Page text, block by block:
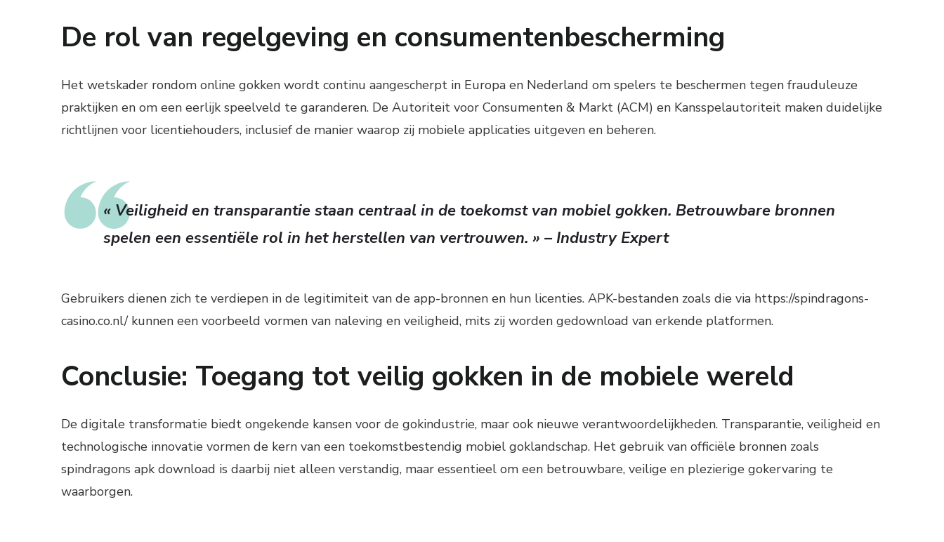
De rol van regelgeving en consumentenbescherming
Het wetskader rondom online gokken wordt continu aangescherpt in Europa en Nederland om spelers te beschermen tegen frauduleuze
praktijken en om een eerlijk speelveld te garanderen. De Autoriteit voor Consumenten & Markt (ACM) en Kansspelautoriteit maken duidelijke
richtlijnen voor licentiehouders, inclusief de manier waarop zij mobiele applicaties uitgeven en beheren.
« Veiligheid en transparantie staan centraal in de toekomst van mobiel gokken. Betrouwbare bronnen
spelen een essentiële rol in het herstellen van vertrouwen. » – Industry Expert
Gebruikers dienen zich te verdiepen in de legitimiteit van de app-bronnen en hun licenties. APK-bestanden zoals die via https://spindragons-
casino.co.nl/ kunnen een voorbeeld vormen van naleving en veiligheid, mits zij worden gedownload van erkende platformen.
Conclusie: Toegang tot veilig gokken in de mobiele wereld
De digitale transformatie biedt ongekende kansen voor de gokindustrie, maar ook nieuwe verantwoordelijkheden. Transparantie, veiligheid en
technologische innovatie vormen de kern van een toekomstbestendig mobiel goklandschap. Het gebruik van officiële bronnen zoals
spindragons apk download is daarbij niet alleen verstandig, maar essentieel om een betrouwbare, veilige en plezierige gokervaring te
waarborgen.